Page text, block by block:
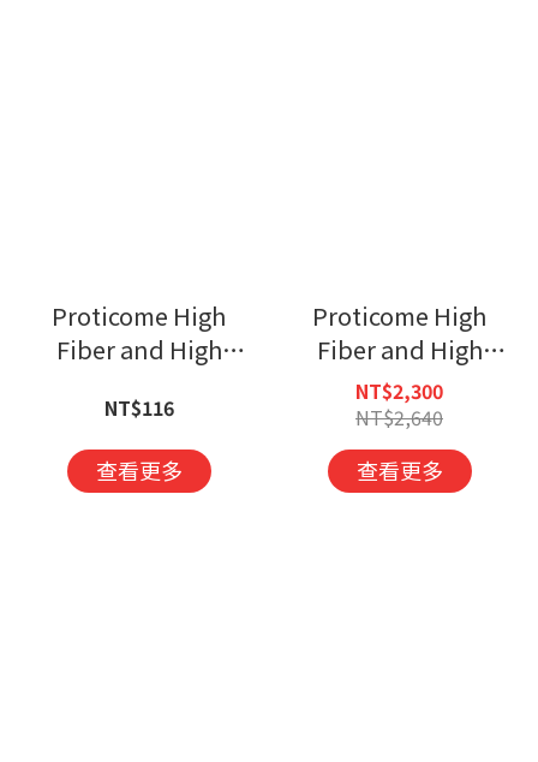
Proticome High
Fiber and High
Formula
NT$116
查看更多
Proticome High
Fiber and High
Calcium Nutritional
Formula
NT$2,300
NT$2,640
查看更多